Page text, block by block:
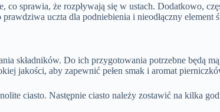
sprawia, że rozpływają się w ustach. Dodatkowo,
uczta dla podniebienia i nieodłączny element
składników. Do ich przygotowania potrzebne będą
jakości, aby zapewnić pełen smak i aromat
ciasto. Następnie ciasto należy zostawić na kilka